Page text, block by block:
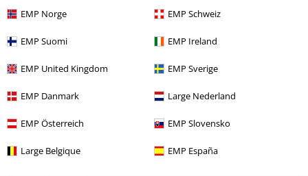
EMP Norge EMP Schweiz
EMP Suomi EMP Ireland
EMP United Kingdom EMP Sverige
EMP Danmark Large Nederland
EMP Österreich EMP Slovensko
Large Belgique EMP España
Kvalité
Verifierad recension
Hade du någon nytta av den här recensionen?